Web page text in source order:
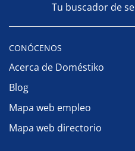
Tu buscador de
CONÓCENOS
Acerca de Doméstiko
Blog
Mapa web empleo
Mapa web directorio